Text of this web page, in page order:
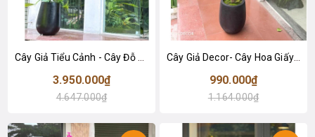
3.950.000₫
4.647.000₫
Cây Giả Decor- Cây Hoa Giấy Giả Thân Gỗ Tự Nhiên Trang Trí Cửa Hiệu (145cm)- CC1091
990.000₫
1.164.000₫